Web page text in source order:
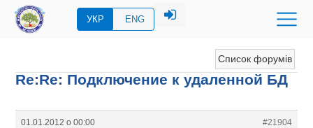
УКР ENG
Список форумів
Re:Re: Подключение к удаленной БД
01.01.2012 о 00:00
#21904